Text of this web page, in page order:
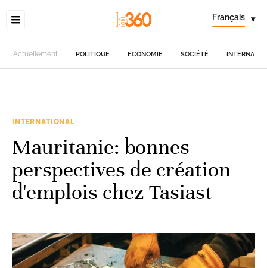
Français ▾
Actuellement POLITIQUE ECONOMIE SOCIÉTÉ
INTERNATIONAL
Mauritanie: bonnes
perspectives de création
d'emplois chez Tasiast